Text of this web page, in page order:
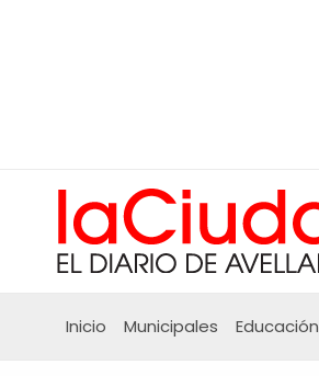
Inicio Municipales Educación